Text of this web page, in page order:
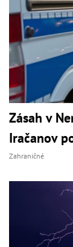
Zásah v
Iračanov
Zahraničné